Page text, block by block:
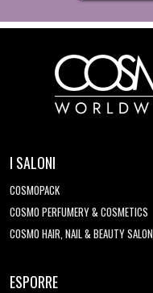
I SALONI
COSMOPACK
COSMO PERFUMERY & COSMETICS
COSMO HAIR, NAIL & BEAUTY SALON
ESPORRE